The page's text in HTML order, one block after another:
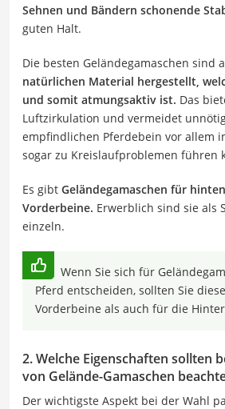
Sehnen und Bändern schonende
guten Halt.
Die besten Geländegamaschen sind
natürlichen Material hergestellt,
und somit atmungsaktiv ist. Das
Luftzirkulation und vermeidet
empfindlichen Pferdebein vor allem
sogar zu Kreislaufproblemen führen
Es gibt Geländegamaschen für
Vorderbeine. Erwerblich sind sie als
einzeln.
Wenn Sie sich für
Pferd entscheiden, sollten Sie
Vorderbeine als auch für die
2. Welche Eigenschaften sollten
von Gelände-Gamaschen
Der wichtigste Aspekt bei der Wahl